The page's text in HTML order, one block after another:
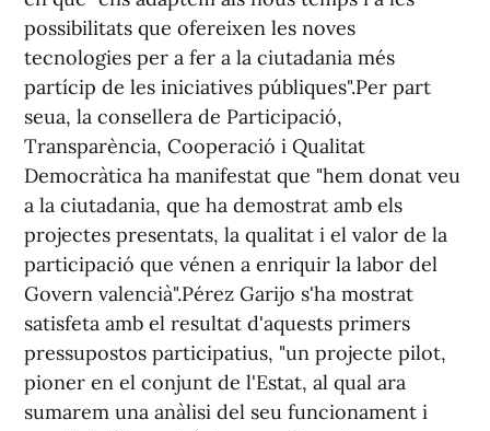
possibilitats que ofereixen les noves
tecnologies per a fer a la ciutadania més
partícip de les iniciatives públiques".Per part
seua, la consellera de Participació,
Transparència, Cooperació i Qualitat
Democràtica ha manifestat que "hem donat veu
a la ciutadania, que ha demostrat amb els
projectes presentats, la qualitat i el valor de la
participació que vénen a enriquir la labor del
Govern valencià".Pérez Garijo s'ha mostrat
satisfeta amb el resultat d'aquests primers
pressupostos participatius, "un projecte pilot,
pioner en el conjunt de l'Estat, al qual ara
sumarem una anàlisi del seu funcionament i